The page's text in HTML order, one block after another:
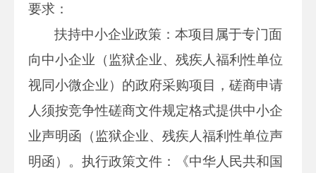
要求：
扶持中小企业政策：本项目属于专门面
向中小企业（监狱企业、残疾人福利性单位
视同小微企业）的政府采购项目，磋商申请
人须按竞争性磋商文件规定格式提供中小企
业声明函（监狱企业、残疾人福利性单位声
明函）。执行政策文件：《中华人民共和国